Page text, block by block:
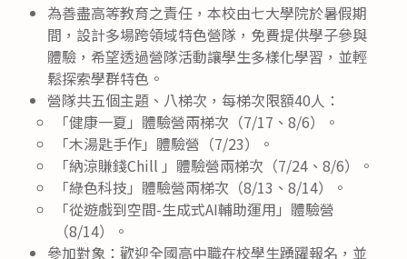
為善盡高等教育之責任，本校由七大學院於暑假期
間，設計多場跨領域特色營隊，免費提供學子參與
體驗，希望透過營隊活動讓學生多樣化學習，並輕
鬆探索學群特色。
營隊共五個主題、八梯次，每梯次限額40人：
「健康一夏」體驗營兩梯次（7/17、8/6）。
「木湯匙手作」體驗營（7/23）。
「納涼賺錢Chill 」體驗營兩梯次（7/24、8/6）。
「綠色科技」體驗營兩梯次（8/13、8/14）。
「從遊戲到空間-生成式AI輔助運用」體驗營
（8/14）。
參加對象：歡迎全國高中職在校學生踴躍報名，並